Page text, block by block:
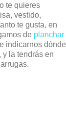
te quieres
vestido,
te gusta, en
de planchar
indicarnos dónde
y la tendrás en